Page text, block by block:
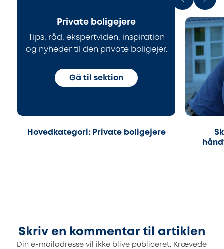
Private boligejere
Tips, råd, ekspertviden, inspiration
og nyheder til den private boligejer.
Gå til sektion
Hovedkategori: Private boligejere
Skriv en kommentar til artiklen
Din e-mailadresse vil ikke blive publiceret. Krævede